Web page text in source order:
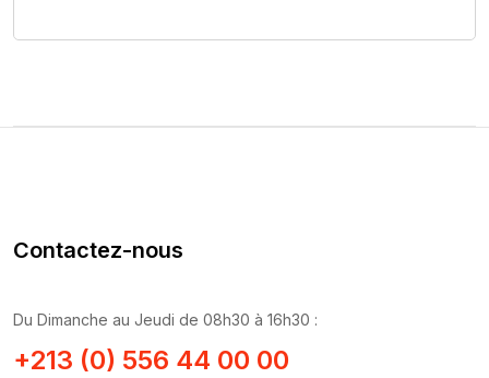
Contactez-nous
Du Dimanche au Jeudi de 08h30 à 16h30 :
+213 (0) 556 44 00 00